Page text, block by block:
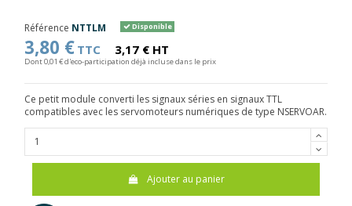
Référence NTTLM Disponible
3,80 € TTC 3,17 € HT
Dont 0,01 € d'eco-participation déjà incluse dans le prix
Ce petit module converti les signaux séries en signaux TTL
compatibles avec les servomoteurs numériques de type NSERVOAR.
Ajouter au panier